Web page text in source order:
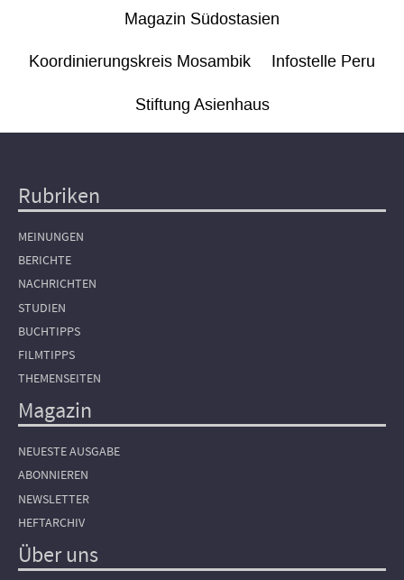
Magazin Südostasien
Koordinierungskreis Mosambik Infostelle Peru
Stiftung Asienhaus
Hauptnavigation
Rubriken
MEINUNGEN
BERICHTE
NACHRICHTEN
STUDIEN
BUCHTIPPS
FILMTIPPS
THEMENSEITEN
Magazin
NEUESTE AUSGABE
ABONNIEREN
NEWSLETTER
HEFTARCHIV
Über uns